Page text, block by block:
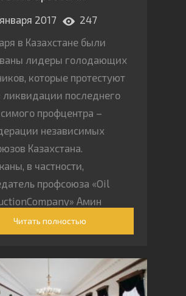
2017
247
в Казахстане были
лидеры голодающих
которые протестуют
ликвидации последнего
профцентра –
независимых
Казахстана.
в частности,
профсоюза «Oil
Амин
и общественный
по труду Нурбек
профсоюзных средств, а
— в призывах к
Читать полностью